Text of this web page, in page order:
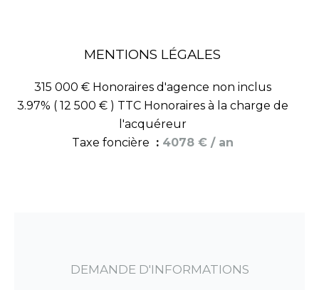
MENTIONS LÉGALES
315 000 € Honoraires d'agence non inclus
3.97% ( 12 500 € ) TTC Honoraires à la charge de
l'acquéreur
Taxe foncière
4078 € / an
DEMANDE D'INFORMATIONS